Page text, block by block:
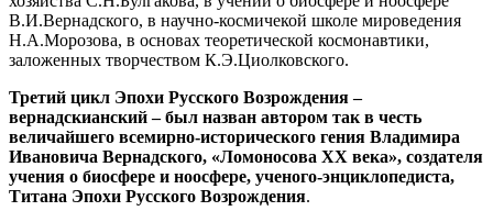
В.И.Вернадского, в научно-космичекой школе мироведения
Н.А.Морозова, в основах теоретической космонавтики,
заложенных творчеством К.Э.Циолковского.
Третий цикл Эпохи Русского Возрождения –
вернадскианский – был назван автором так в честь
величайшего всемирно-исторического гения Владимира
Ивановича Вернадского, «Ломоносова ХХ века», создателя
учения о биосфере и ноосфере, ученого-энциклопедиста,
Титана Эпохи Русского Возрождения.